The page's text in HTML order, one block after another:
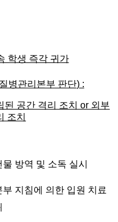
학생 즉각 귀가
병관리본부 판단) :
공간 격리 조치 or 외부
조치
방역 및 소독 실시
부 지침에 의한 입원 치료